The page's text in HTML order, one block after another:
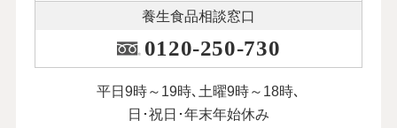
養生食品相談窓口
0120-250-730
平日9時～19時､土曜9時～18時､
日･祝日･年末年始休み